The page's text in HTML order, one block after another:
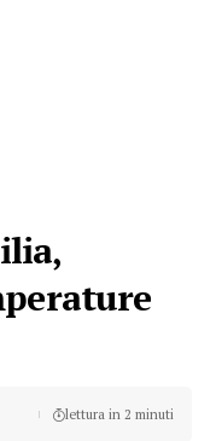
lettura in 2 minuti